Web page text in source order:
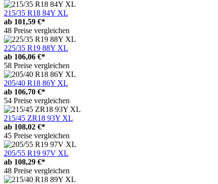
215/35 R18 84Y XL
ab 101,59 €*
48 Preise vergleichen
225/35 R19 88Y XL
ab 106,06 €*
58 Preise vergleichen
205/40 R18 86Y XL
ab 106,70 €*
54 Preise vergleichen
215/45 ZR18 93Y XL
ab 108,02 €*
45 Preise vergleichen
205/55 R19 97V XL
ab 108,29 €*
48 Preise vergleichen